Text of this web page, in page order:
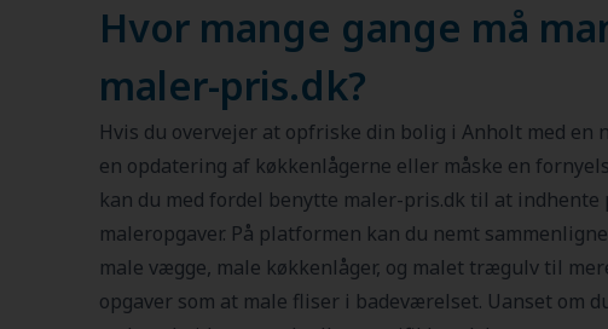
Hvor mange gange må
maler-pris.dk?
Hvis du overvejer at opfriske din bolig i Anholt med en
en opdatering af køkkenlågerne eller måske en
kan du med fordel benytte maler-pris.dk til at indhente
maleropgaver. På platformen kan du nemt
male vægge, male køkkenlåger, og malet trægulv til
opgaver som at male fliser i badeværelset. Uanset om